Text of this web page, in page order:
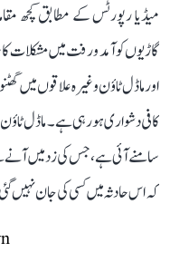
میڈیا رپورٹس کے مطابق کچھ
گاڑیوں کو آمد و رفت میں مشکلات کا
اور ماڈل ٹاؤن وغیرہ علاقوں میں
کافی دشواری ہو رہی ہے۔ ماڈل
کہ اس حادثہ میں کسی کی جان نہیں